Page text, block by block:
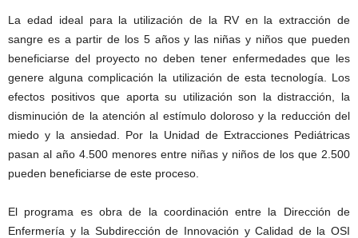
La edad ideal para la utilización de la RV en la extracción de
sangre es a partir de los 5 años y las niñas y niños que pueden
beneficiarse del proyecto no deben tener enfermedades que les
genere alguna complicación la utilización de esta tecnología. Los
efectos positivos que aporta su utilización son la distracción, la
disminución de la atención al estímulo doloroso y la reducción del
miedo y la ansiedad. Por la Unidad de Extracciones Pediátricas
pasan al año 4.500 menores entre niñas y niños de los que 2.500
pueden beneficiarse de este proceso.
El programa es obra de la coordinación entre la Dirección de
Enfermería y la Subdirección de Innovación y Calidad de la OSI